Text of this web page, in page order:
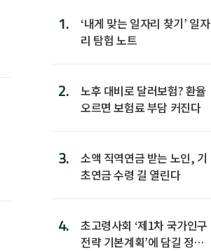
1.
‘내게 맞는 일자리 찾기’ 일자
리 탐험 노트
2.
노후 대비로 달러보험? 환율
오르면 보험료 부담 커진다
3.
소액 직역연금 받는 노인, 기
초연금 수령 길 열린다
4.
초고령사회 ‘제1차 국가인구
전략 기본계획’에 담길 정책